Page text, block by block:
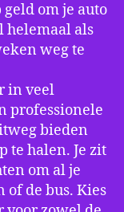
om je auto
helemaal als
weg te
in veel
professionele
bieden
te halen. Je zit
om al je
of de bus. Kies